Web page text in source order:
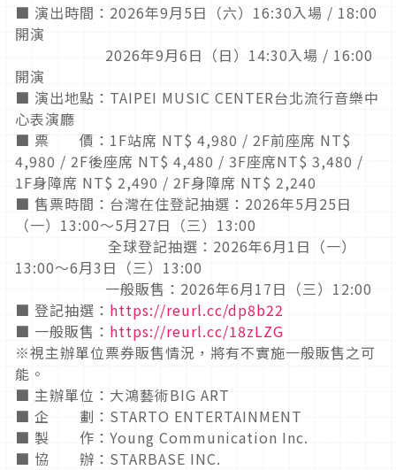
■ 演出時間：2026年9月5日（六）16:30入場 / 18:00
開演
2026年9月6日（日）14:30入場 / 16:00
開演
■ 演出地點：TAIPEI MUSIC CENTER台北流行音樂中
心表演廳
■ 票 價：1F站席 NT$ 4,980 / 2F前座席 NT$
4,980 / 2F後座席 NT$ 4,480 / 3F座席NT$ 3,480 /
1F身障席 NT$ 2,490 / 2F身障席 NT$ 2,240
■ 售票時間：台灣在住登記抽選：2026年5月25日
（一）13:00～5月27日（三）13:00
全球登記抽選：2026年6月1日（一）
13:00～6月3日（三）13:00
一般販售：2026年6月17日（三）12:00
■ 登記抽選： https://reurl.cc/dp8b22
■ 一般販售： https://reurl.cc/18zLZG
※視主辦單位票券販售情況，將有不實施一般販售之可
能。
■ 主辦單位：大鴻藝術BIG ART
■ 企 劃：STARTO ENTERTAINMENT
■ 製 作：Young Communication Inc.
■ 協 辦：STARBASE INC.